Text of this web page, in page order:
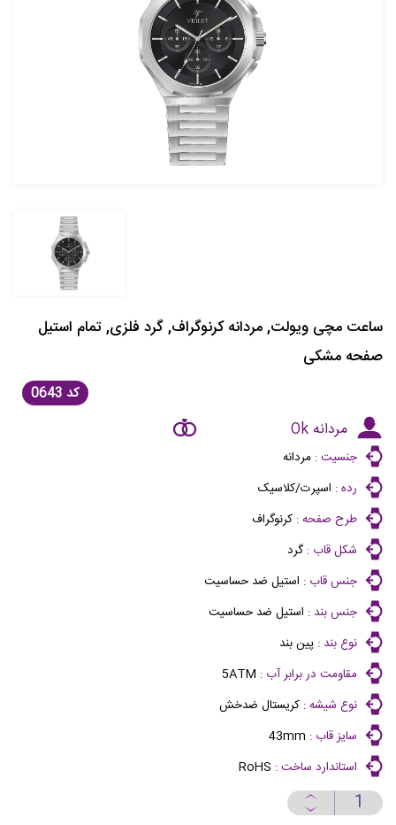
ساعت مچی ویولت, مردانه کرنوگراف, گرد فلزی, تمام استیل
صفحه مشکی
کد
مردانه Ok
جنسیت : مردانه
رده : اسپرت/کلاسیک
طرح صفحه : کرنوگراف
شکل قاب :گرد
جنس قاب : استیل ضد حساسیت
جنس بند : استیل ضد حساسیت
نوع بند : پین بند
مقاومت در برابر آب : 5ATM
نوع شیشه : کریستال ضدخش
سایز قاب : 43mm
استاندارد ساخت : RoHS